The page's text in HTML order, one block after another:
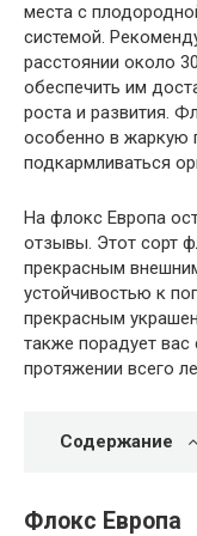
места с
системой.
расстоянии около
обеспечить им
роста и развития.
особенно в жаркую
подкармливаться
На флокс Европа
отзывы. Этот сорт
прекрасным
устойчивостью к
прекрасным
также порадует
протяжении всего
Содержание
Флокс Европа